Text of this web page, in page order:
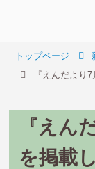
トップページ
『えんだより
『えん
を掲載